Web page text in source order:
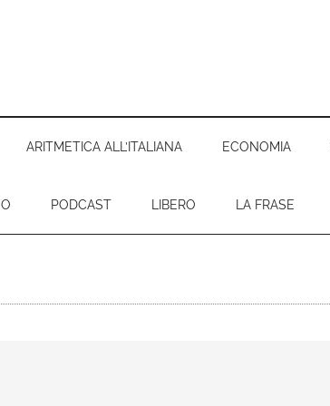
ARITMETICA ALL’ITALIANA ECONOMIA
PODCAST LIBERO LA FRASE